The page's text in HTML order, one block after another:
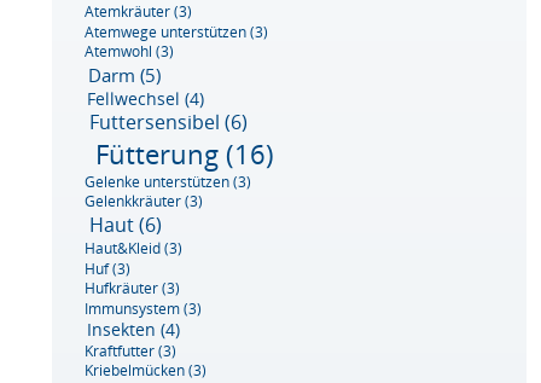
Atemkräuter(3)
Atemwege unterstützen(3)
Atemwohl (3)
Darm (5)
Fellwechsel (4)
Futtersensibel (6)
Fütterung (16)
Gelenke unterstützen(3)
Gelenkkräuter(3)
Haut(6)
Haut&Kleid(3)
Huf(3)
Hufkräuter(3)
Immunsystem(3)
Insekten (4)
Kraftfutter(3)
Kriebelmücken(3)